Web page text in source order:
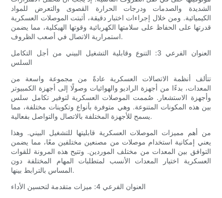
الشديدة والصدمات ودرجات الحرارة القصوى والتعرض للمواد
الكيميائية. ومن خلال إجراءات اختبار دقيقة، أثبتت الموصلات العسكرية
قدرتها على الحفاظ على سلامتها الكهربائية وقوتها الهيكلية، مما يضمن
استمرارية الاتصال في أصعب الظروف.
العنوان الفرعي 3: التنوع وقابلية التشغيل البيني من أجل التكامل
السلس
تتألف أنظمة الاتصالات العسكرية عادةً من مجموعة واسعة من
المعدات، بدءًا من أجهزة الراديو والهوائيات وصولًا إلى أجهزة الكمبيوتر
وأجهزة الاستشعار. صُممت الموصلات العسكرية لتوفير تكامل سلس
بين هذه المكونات المتنوعة. وهي متوفرة بأنواع وتكوينات مختلفة، مما
يسمح للأجهزة المختلفة بالاتصال والتواصل بفعالية.
من أهم مميزات الموصلات العسكرية قابليتها للتشغيل البيني. وهذا
يعني إمكانية استخدام موصلات من مصنعين مختلفين معًا، مما يضمن
التوافق بين المعدات من مختلف الموردين. وتتيح هذه المرونة للقوات
العسكرية اختيار المعدات الأنسب لمتطلبات المهام المختلفة دون
المساس بالترابط بينها.
العنوان الفرعي 4: ميزات متقدمة لتحسين الأداء